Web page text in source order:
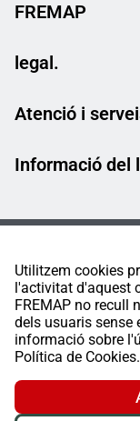
Utilitzem cookies
l'activitat d'aquest
FREMAP no recull
dels usuaris sense
informació sobre
Política de Cookies.
FREMAP
legal.
Atenció i
Informació del